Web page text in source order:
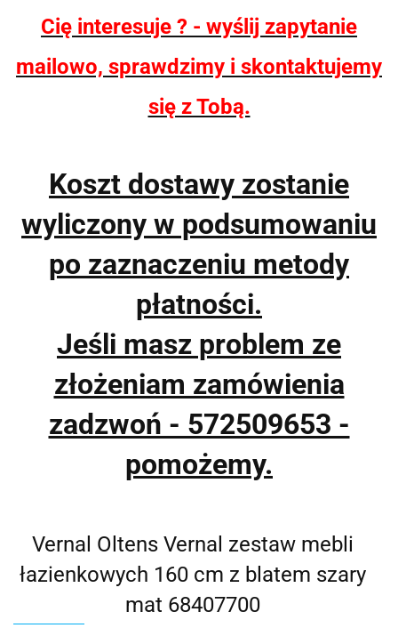
Cię interesuje ? - wyślij zapytanie
mailowo, sprawdzimy i skontaktujemy
się z Tobą.
Koszt dostawy zostanie
wyliczony w podsumowaniu
po zaznaczeniu metody
płatności.
Jeśli masz problem ze
złożeniam zamówienia
zadzwoń - 572509653 -
pomożemy.
Vernal Oltens Vernal zestaw mebli
łazienkowych 160 cm z blatem szary
mat 68407700